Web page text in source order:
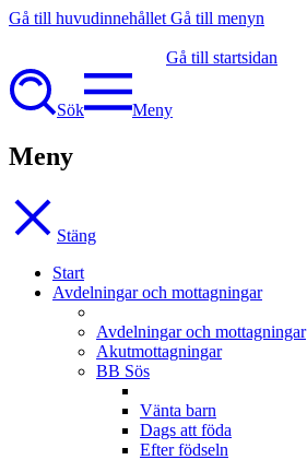
Gå till huvudinnehållet Gå till menyn
Gå till startsidan
Sök Meny
Meny
Stäng
Start
Avdelningar och mottagningar
Avdelningar och mottagningar
Akutmottagningar
BB Sös
Vänta barn
Dags att föda
Efter födseln